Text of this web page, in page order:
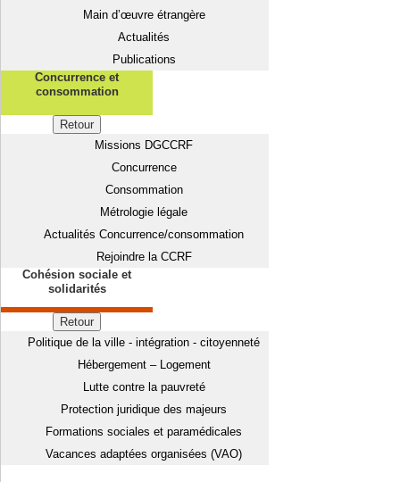
Main d’œuvre étrangère
Actualités
Publications
Concurrence et
consommation
Retour
Missions DGCCRF
Concurrence
Consommation
Métrologie légale
Actualités Concurrence/consommation
Rejoindre la CCRF
Cohésion sociale et
solidarités
Retour
Politique de la ville - intégration - citoyenneté
Hébergement – Logement
Lutte contre la pauvreté
Protection juridique des majeurs
Formations sociales et paramédicales
Vacances adaptées organisées (VAO)